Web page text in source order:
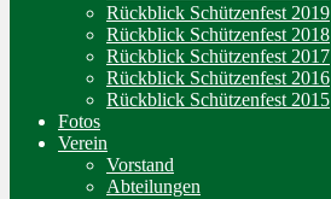
Rückblick Schützenfest 2019
Rückblick Schützenfest 2018
Rückblick Schützenfest 2017
Rückblick Schützenfest 2016
Rückblick Schützenfest 2015
Fotos
Verein
Vorstand
Abteilungen